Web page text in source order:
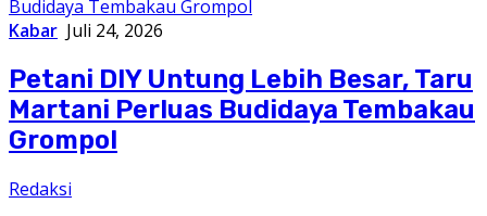
Kabar Juli 24, 2026
Petani DIY Untung Lebih Besar, Taru
Martani Perluas Budidaya Tembakau
Grompol
Redaksi